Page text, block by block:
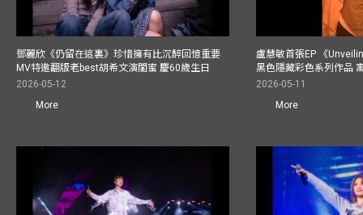
鄧麗欣《仍留在這裏》珍惜擁有比沉醉回憶重要
MV特邀翻版老best胡希文演閨蜜 慶60歲生日
2026-05-12
More
盧慧敏首張EP 《
黑色隱藏彩色系列作品
2026-05-11
More